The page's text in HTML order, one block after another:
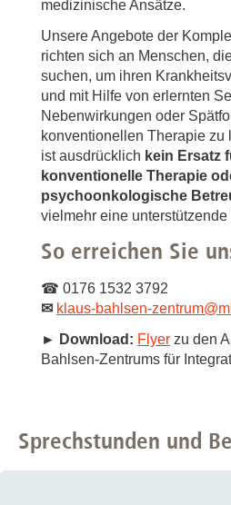
medizinische Ansätze.
Unsere Angebote der
richten sich an Menschen,
suchen, um ihren
und mit Hilfe von erlernten
Nebenwirkungen oder
konventionellen Therapie zu
ist ausdrücklich kein Ersatz
konventionelle Therapie
psychoonkologische
vielmehr eine
So erreichen Sie
☎ 0176 1532 3792
✉ klaus-bahlsen-zentrum@
► Download: Flyer zu den
Bahlsen-Zentrums für
Sprechstunden und